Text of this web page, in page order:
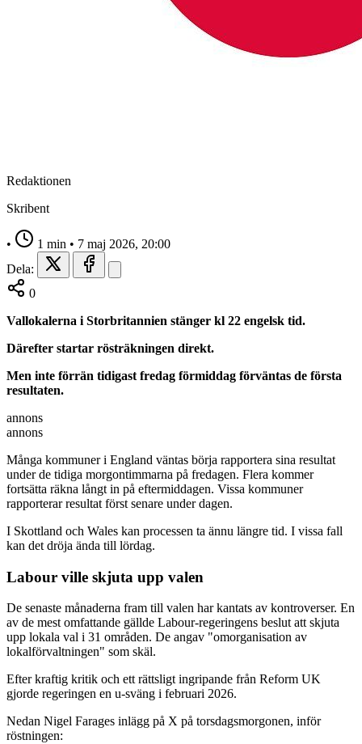
Redaktionen
Skribent
• 1 min • 7 maj 2026, 20:00
Dela:
0
Vallokalerna i Storbritannien stänger kl 22 engelsk tid.
Därefter startar rösträkningen direkt.
Men inte förrän tidigast fredag förmiddag förväntas de första
resultaten.
annons
annons
Många kommuner i England väntas börja rapportera sina resultat
under de tidiga morgontimmarna på fredagen. Flera kommer
fortsätta räkna långt in på eftermiddagen. Vissa kommuner
rapporterar resultat först senare under dagen.
I Skottland och Wales kan processen ta ännu längre tid. I vissa fall
kan det dröja ända till lördag.
Labour ville skjuta upp valen
De senaste månaderna fram till valen har kantats av kontroverser. En
av de mest omfattande gällde Labour-regeringens beslut att skjuta
upp lokala val i 31 områden. De angav "omorganisation av
lokalförvaltningen" som skäl.
Efter kraftig kritik och ett rättsligt ingripande från Reform UK
gjorde regeringen en u-sväng i februari 2026.
Nedan Nigel Farages inlägg på X på torsdagsmorgonen, inför
röstningen: